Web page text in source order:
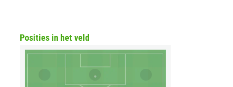
Posities in het veld